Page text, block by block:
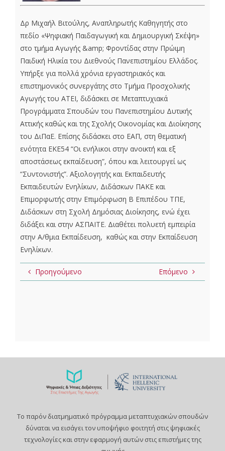
Δρ Μιχαήλ Βιτούλης, Αναπληρωτής Καθηγητής στο
πεδίο «Ψηφιακή Παιδαγωγική και Δημιουργική Σκέψη»
στο τμήμα Αγωγής &amp; Φροντίδας στην Πρώιμη
Παιδική Ηλικία του Διεθνούς Πανεπιστημίου Ελλάδος.
Υπήρξε για πολλά χρόνια εργαστηριακός και
επιστημονικός συνεργάτης στο Τμήμα Προσχολικής
Αγωγής του ΑΤΕΙ, διδάσκει σε Μεταπτυχιακά
Προγράμματα Σπουδών του Πανεπιστημίου Δυτικής
Αττικής καθώς και της Σχολής Οικονομίας και Διοίκησης
του ΔιΠαΕ. Επίσης διδάσκει στο ΕΑΠ, στη θεματική
ενότητα ΕΚΕ54 “Οι ενήλικοι στην ανοικτή και εξ
αποστάσεως εκπαίδευση”, όπου και λειτουργεί ως
“Συντονιστής”. Αξιολογητής και Εκπαιδευτής
Εκπαιδευτών Ενηλίκων, Διδάσκων ΠΑΚΕ και
Επιμορφωτής στην Επιμόρφωση Β Επιπέδου ΤΠΕ,
Διδάσκων στη Σχολή Δημόσιας Διοίκησης, ενώ έχει
διδάξει και στην ΑΣΠΑΙΤΕ. Διαθέτει πολυετή εμπειρία
στην Α/θμια Εκπαίδευση, καθώς και στην Εκπαίδευση
Ενηλίκων.
Προηγούμενο Επόμενο
Το παρόν διατμηματικό πρόγραμμα μεταπτυχιακών σπουδών
δύναται να εισάγει τον υποψήφιο φοιτητή στις ψηφιακές
τεχνολογίες και στην εφαρμογή αυτών στις επιστήμες της